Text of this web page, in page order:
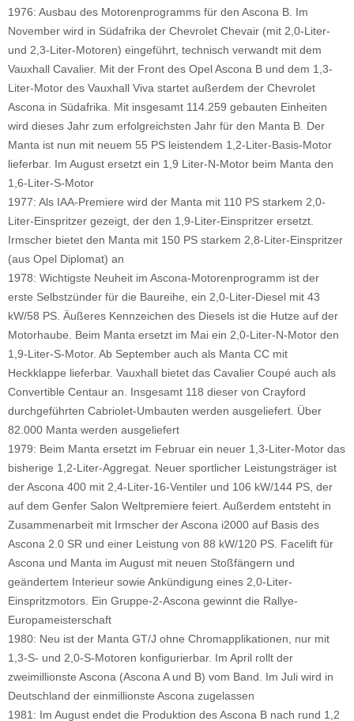
1976: Ausbau des Motorenprogramms für den Ascona B. Im
November wird in Südafrika der Chevrolet Chevair (mit 2,0-Liter-
und 2,3-Liter-Motoren) eingeführt, technisch verwandt mit dem
Vauxhall Cavalier. Mit der Front des Opel Ascona B und dem 1,3-
Liter-Motor des Vauxhall Viva startet außerdem der Chevrolet
Ascona in Südafrika. Mit insgesamt 114.259 gebauten Einheiten
wird dieses Jahr zum erfolgreichsten Jahr für den Manta B. Der
Manta ist nun mit neuem 55 PS leistendem 1,2-Liter-Basis-Motor
lieferbar. Im August ersetzt ein 1,9 Liter-N-Motor beim Manta den
1,6-Liter-S-Motor
1977: Als IAA-Premiere wird der Manta mit 110 PS starkem 2,0-
Liter-Einspritzer gezeigt, der den 1,9-Liter-Einspritzer ersetzt.
Irmscher bietet den Manta mit 150 PS starkem 2,8-Liter-Einspritzer
(aus Opel Diplomat) an
1978: Wichtigste Neuheit im Ascona-Motorenprogramm ist der
erste Selbstzünder für die Baureihe, ein 2,0-Liter-Diesel mit 43
kW/58 PS. Äußeres Kennzeichen des Diesels ist die Hutze auf der
Motorhaube. Beim Manta ersetzt im Mai ein 2,0-Liter-N-Motor den
1,9-Liter-S-Motor. Ab September auch als Manta CC mit
Heckklappe lieferbar. Vauxhall bietet das Cavalier Coupé auch als
Convertible Centaur an. Insgesamt 118 dieser von Crayford
durchgeführten Cabriolet-Umbauten werden ausgeliefert. Über
82.000 Manta werden ausgeliefert
1979: Beim Manta ersetzt im Februar ein neuer 1,3-Liter-Motor das
bisherige 1,2-Liter-Aggregat. Neuer sportlicher Leistungsträger ist
der Ascona 400 mit 2,4-Liter-16-Ventiler und 106 kW/144 PS, der
auf dem Genfer Salon Weltpremiere feiert. Außerdem entsteht in
Zusammenarbeit mit Irmscher der Ascona i2000 auf Basis des
Ascona 2.0 SR und einer Leistung von 88 kW/120 PS. Facelift für
Ascona und Manta im August mit neuen Stoßfängern und
geändertem Interieur sowie Ankündigung eines 2,0-Liter-
Einspritzmotors. Ein Gruppe-2-Ascona gewinnt die Rallye-
Europameisterschaft
1980: Neu ist der Manta GT/J ohne Chromapplikationen, nur mit
1,3-S- und 2,0-S-Motoren konfigurierbar. Im April rollt der
zweimillionste Ascona (Ascona A und B) vom Band. Im Juli wird in
Deutschland der einmillionste Ascona zugelassen
1981: Im August endet die Produktion des Ascona B nach rund 1,2